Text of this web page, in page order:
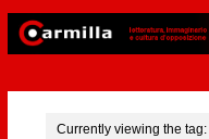
Currently viewing the tag: